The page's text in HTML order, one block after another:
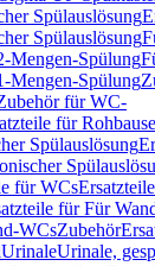
Spülauslösung
Spülauslösung
Mengen-Spülung
Mengen-Spülung
für WC-
für
Spülauslösung
für WCs
für Für
WCsZubehör
UrinaleUrinale,